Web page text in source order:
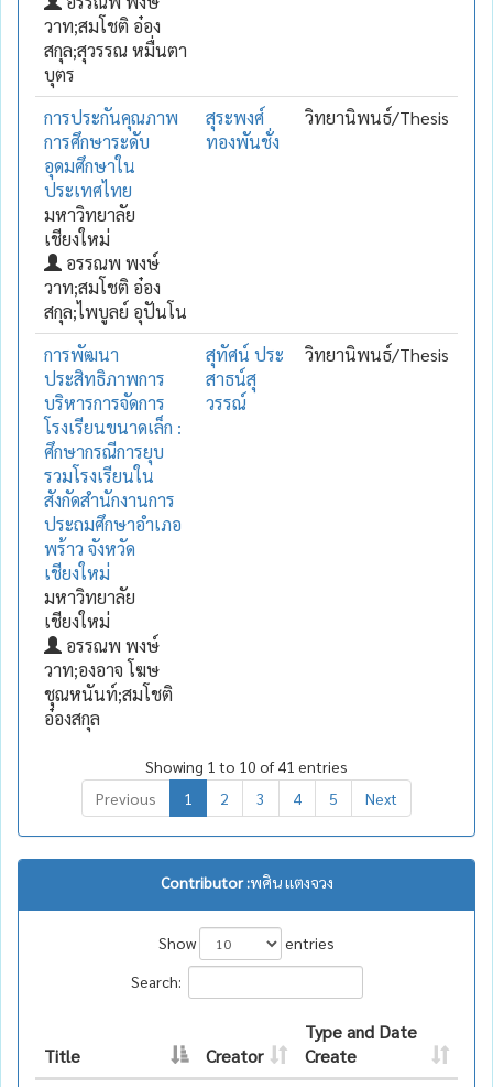
วาท;สมโชติ อ๋อง
สกุล;สุวรรณ หมื่นตา
บุตร
การประกันคุณภาพ
การศึกษาระดับ
อุดมศึกษาใน
ประเทศไทย
มหาวิทยาลัย
เชียงใหม่
อรรณพ พงษ์
วาท;สมโชติ อ๋อง
สกุล;ไพบูลย์ อุปันโน
สุระพงศ์
ทองพันชั่ง
วิทยานิพนธ์/Thesis
การพัฒนา
ประสิทธิภาพการ
บริหารการจัดการ
โรงเรียนขนาดเล็ก :
ศึกษากรณีการยุบ
รวมโรงเรียนใน
สังกัดสำนักงานการ
ประถมศึกษาอำเภอ
พร้าว จังหวัด
เชียงใหม่
มหาวิทยาลัย
เชียงใหม่
อรรณพ พงษ์
วาท;องอาจ โฆษ
ชุณหนันท์;สมโชติ
อ๋องสกุล
สุทัศน์ ประ
สาธน์สุ
วรรณ์
วิทยานิพนธ์/Thesis
Showing 1 to 10 of 41 entries
Previous
1 2 3 4 5 Next
Contributor :พศิน แตงจวง
Show
entries
Search:
Title Creator
Type and Date
Create